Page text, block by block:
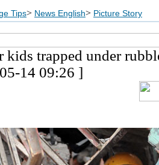
Tips> News English> Picture Story
kids trapped under
14 09:26 ]